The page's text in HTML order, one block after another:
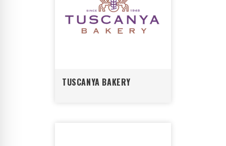
TUSCANYA BAKERY